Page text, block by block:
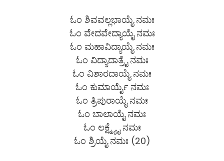
ಓಂ ಶಿವವಲ್ಲಭಾಯೈ ನಮಃ
ಓಂ ವೇದವೇದ್ಯಾಯೈ ನಮಃ
ಓಂ ಮಹಾವಿದ್ಯಾಯೈ ನಮಃ
ಓಂ ವಿದ್ಯಾದಾತ್ರೈ ನಮಃ
ಓಂ ವಿಶಾರದಾಯೈ ನಮಃ
ಓಂ ಕುಮಾರ್ಯೈ ನಮಃ
ಓಂ ತ್ರಿಪುರಾಯೈ ನಮಃ
ಓಂ ಬಾಲಾಯೈ ನಮಃ
ಓಂ ಲಕ್ಷ್ಮ್ಯೈ ನಮಃ
ಓಂ ಶ್ರಿಯೈ ನಮಃ (20)